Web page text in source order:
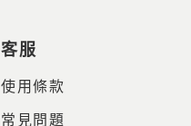
客服
使用條款
常見問題